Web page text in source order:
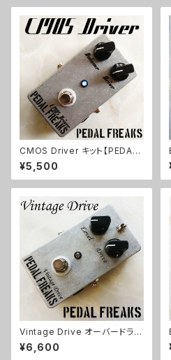
CMOS Driver キット【PEDAL
FREAKS】
¥5,500
Vintage Drive オーバードライ
ブキット【PEDAL FREAKS】
¥6,600